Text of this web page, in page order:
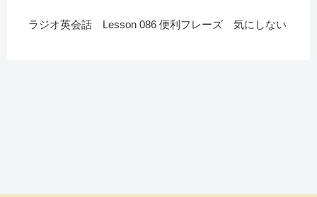
ラジオ英会話 Lesson 086 便利フレーズ 気にしない